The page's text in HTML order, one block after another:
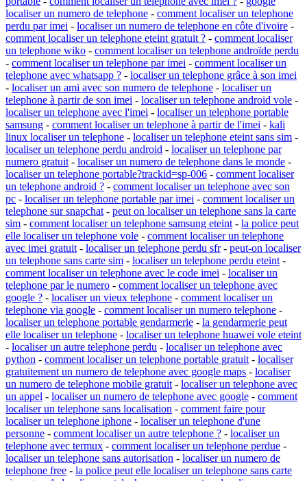
localiser un numero de telephone - comment localiser un telephone
perdu par imei - localiser un numero de telephone en côte d'ivoire -
comment localiser un telephone eteint gratuit ? - comment localiser
un telephone wiko - comment localiser un telephone androïde perdu
- comment localiser un telephone par imei - comment localiser un
telephone avec whatsapp ? - localiser un telephone grâce à son imei
- localiser un ami avec son numero de telephone - localiser un
telephone à partir de son imei - localiser un telephone android vole -
localiser un telephone avec l'imei - localiser un telephone portable
samsung - comment localiser un telephone à partir de l'imei - kali
linux localiser un telephone - localiser un telephone eteint sans sim -
localiser un telephone perdu android - localiser un telephone par
numero gratuit - localiser un numero de telephone dans le monde -
localiser un telephone portable?trackid=sp-006 - comment localiser
un telephone android ? - comment localiser un telephone avec son
pc - localiser un telephone portable par imei - comment localiser un
telephone sur snapchat - peut on localiser un telephone sans la carte
sim - comment localiser un telephone samsung eteint - la police peut
elle localiser un telephone vole - comment localiser un telephone
avec imei gratuit - localiser un telephone perdu sfr- peut-on localiser
un telephone sans carte sim - localiser un telephone perdu eteint -
comment localiser un telephone avec le code imei - localiser un
telephone par le numero - comment localiser un telephone avec
google ? - localiser un vieux telephone - comment localiser un
telephone via google - comment localiser un numero telephone -
localiser un telephone portable gendarmerie - la gendarmerie peut
elle localiser un telephone - localiser un telephone huawei vole eteint
- localiser un autre telephone perdu - localiser un telephone avec
python - comment localiser un telephone portable gratuit - localiser
gratuitement un numero de telephone avec google maps - localiser
un numero de telephone mobile gratuit - localiser un telephone avec
un appel - localiser un numero de telephone avec google - comment
localiser un telephone sans localisation - comment faire pour
localiser un telephone iphone - localiser un telephone d'une
personne - comment localiser un autre telephone ? - localiser un
telephone avec termux - comment localiser un telephone perdue -
localiser un telephone sans autorisation - localiser un numero de
telephone free - la police peut elle localiser un telephone sans carte